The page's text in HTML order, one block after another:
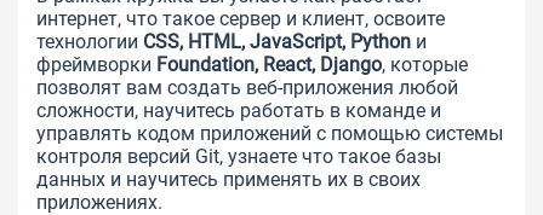
интернет, что такое сервер и клиент, освоите
технологии CSS, HTML, JavaScript, Python и
фреймворки Foundation, React, Django, которые
позволят вам создать веб-приложения любой
сложности, научитесь работать в команде и
управлять кодом приложений с помощью системы
контроля версий Git, узнаете что такое базы
данных и научитесь применять их в своих
приложениях.